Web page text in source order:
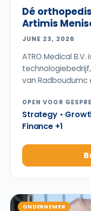
Dé
Artimis
JUNE 23, 2026
ATRO Medical
van Radboudumc
OPEN VOOR
Strategy •
Finance +1
ONDERNEMER